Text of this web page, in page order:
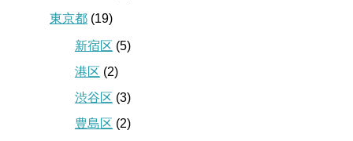
東京都 (19)
新宿区 (5)
港区 (2)
渋谷区 (3)
豊島区 (2)